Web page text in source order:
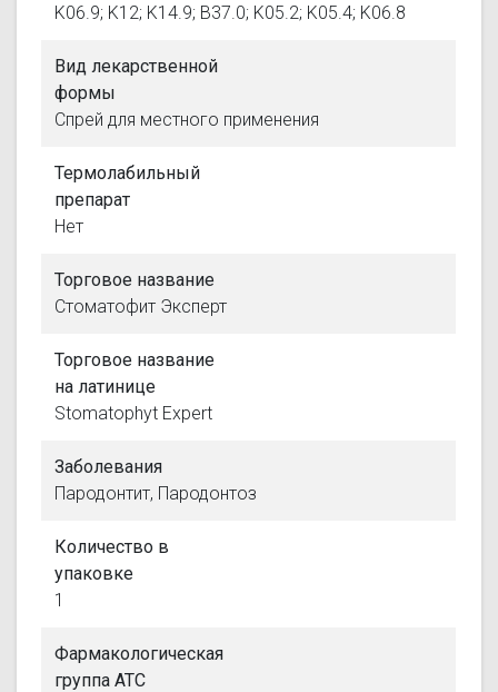
K06.9; K12; K14.9; B37.0; K05.2; K05.4; K06.8
Вид лекарственной
формы
Спрей для местного применения
Термолабильный
препарат
Нет
Торговое название
Стоматофит Эксперт
Торговое название
на латинице
Stomatophyt Expert
Заболевания
Пародонтит, Пародонтоз
Количество в
упаковке
1
Фармакологическая
группа АТС